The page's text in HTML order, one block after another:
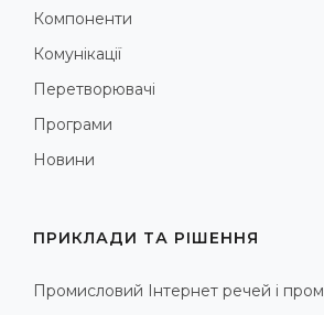
Компоненти
Комунікації
Перетворювачі
Програми
Новини
ПРИКЛАДИ ТА РІШЕННЯ
Промисловий Інтернет речей і